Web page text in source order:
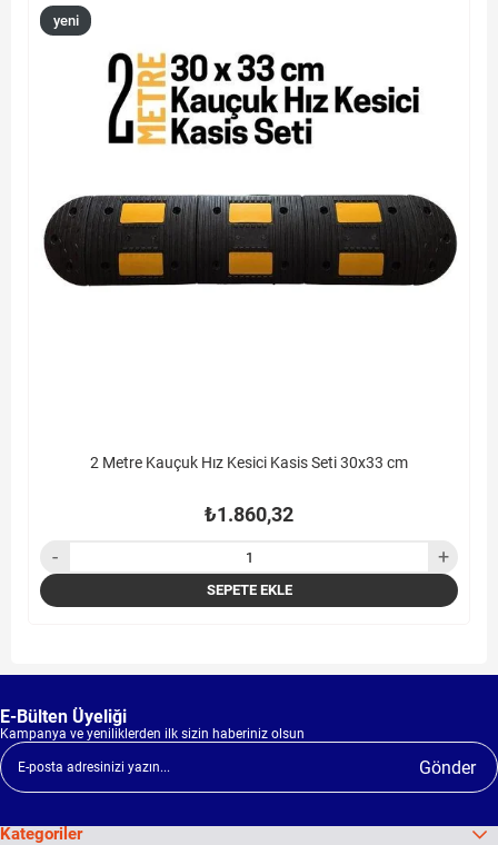
2 Metre Kauçuk Hız Kesici Kasis Seti 30x33 cm
₺1.860,32
yeni
SEPETE EKLE
E-Bülten Üyeliği
Kampanya ve yeniliklerden ilk sizin haberiniz olsun
Gönder
Kategoriler